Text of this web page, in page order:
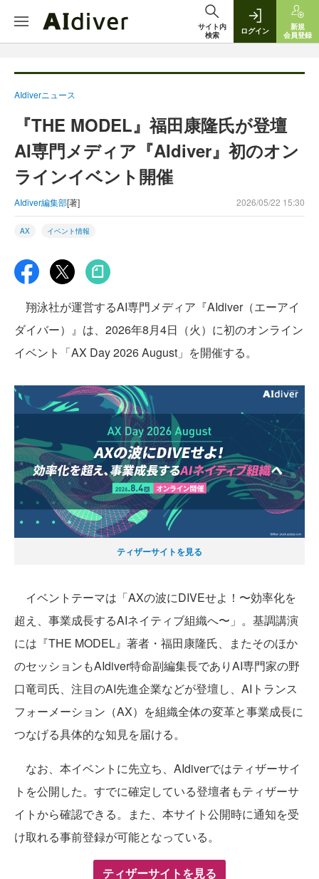
サイト内
検索
ログイン
新規
会員登録
AIdiverニュース
『THE MODEL』福田康隆氏が登壇
AI専門メディア『AIdiver』初のオン
ラインイベント開催
AIdiver編集部[著] 2026/05/22 15:30
AX イベント情報
翔泳社が運営するAI専門メディア『AIdiver（エーアイ
ダイバー）』は、2026年8月4日（火）に初のオンライン
イベント「AX Day 2026 August」を開催する。
ティザーサイトを見る
イベントテーマは「AXの波にDIVEせよ！〜効率化を
超え、事業成長するAIネイティブ組織へ〜」。基調講演
には『THE MODEL』著者・福田康隆氏、またそのほか
のセッションもAIdiver特命副編集長でありAI専門家の野
口竜司氏、注目のAI先進企業などが登壇し、AIトランス
フォーメーション（AX）を組織全体の変革と事業成長に
つなげる具体的な知見を届ける。
なお、本イベントに先立ち、AIdiverではティザーサイ
トを公開した。すでに確定している登壇者もティザーサ
イトから確認できる。また、本サイト公開時に通知を受
け取れる事前登録が可能となっている。
ティザーサイトを見る